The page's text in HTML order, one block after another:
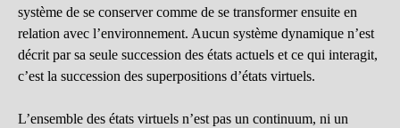
système de se conserver comme de se transformer ensuite en
relation avec l’environnement. Aucun système dynamique n’est
décrit par sa seule succession des états actuels et ce qui interagit,
c’est la succession des superpositions d’états virtuels.
L’ensemble des états virtuels n’est pas un continuum, ni un